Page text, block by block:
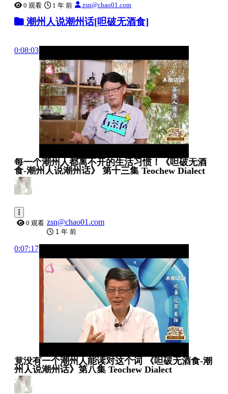
0 观看 1 年 前 zsn@chao01.com
潮州人说潮州话[呾破无酒食]
0:08:03
每一个潮州人都离不开的生活习惯！《呾破无酒
食-潮州人说潮州话》 第十三集 Teochew Dialect
0 观看 zsn@chao01.com
1 年 前
0:07:17
竟没有一个潮州人能读对这个词 《呾破无酒食-潮
州人说潮州话》第八集 Teochew Dialect